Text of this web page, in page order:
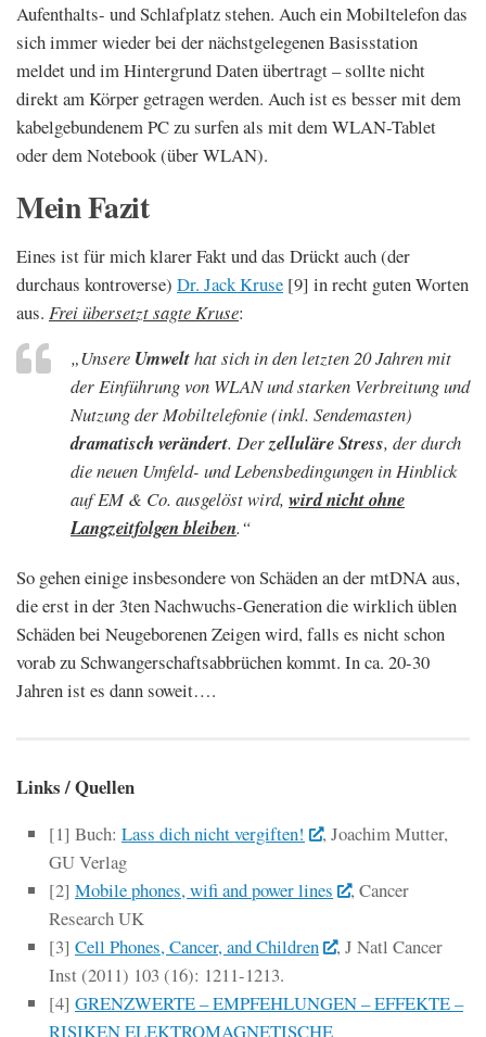
Aufenthalts- und Schlafplatz stehen. Auch ein Mobiltelefon das
sich immer wieder bei der nächstgelegenen Basisstation
meldet und im Hintergrund Daten übertragt – sollte nicht
direkt am Körper getragen werden. Auch ist es besser mit dem
kabelgebundenem PC zu surfen als mit dem WLAN-Tablet
oder dem Notebook (über WLAN).
Mein Fazit
Eines ist für mich klarer Fakt und das Drückt auch (der
durchaus kontroverse) Dr. Jack Kruse [9] in recht guten Worten
aus. Frei übersetzt sagte Kruse:
„Unsere Umwelthat sich in den letzten 20 Jahren mit
der Einführung von WLAN und starken Verbreitung und
Nutzung der Mobiltelefonie (inkl. Sendemasten)
dramatisch verändert. Derzelluläre Stress, der durch
die neuen Umfeld- und Lebensbedingungen in Hinblick
auf EM & Co. ausgelöst wird, wird nicht ohne
Langzeitfolgen bleiben.“
So gehen einige insbesondere von Schäden an der mtDNA aus,
die erst in der 3ten Nachwuchs-Generation die wirklich üblen
Schäden bei Neugeborenen Zeigen wird, falls es nicht schon
vorab zu Schwangerschaftsabbrüchen kommt. In ca. 20-30
Jahren ist es dann soweit….
Links / Quellen
[1] Buch: Lass dich nicht vergiften!
, Joachim Mutter,
GU Verlag
[2] Mobile phones, wifi and power lines
, Cancer
Research UK
[3] Cell Phones, Cancer, and Children
, J Natl Cancer
Inst (2011) 103 (16): 1211-1213.
[4] GRENZWERTE – EMPFEHLUNGEN – EFFEKTE –
RISIKEN ELEKTROMAGNETISCHE